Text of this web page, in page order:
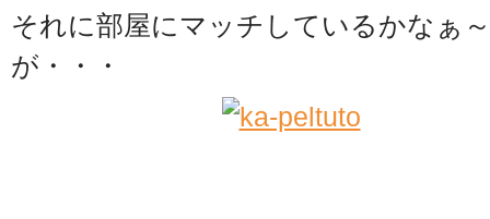
それに部屋にマッチしているかなぁ
が・・・